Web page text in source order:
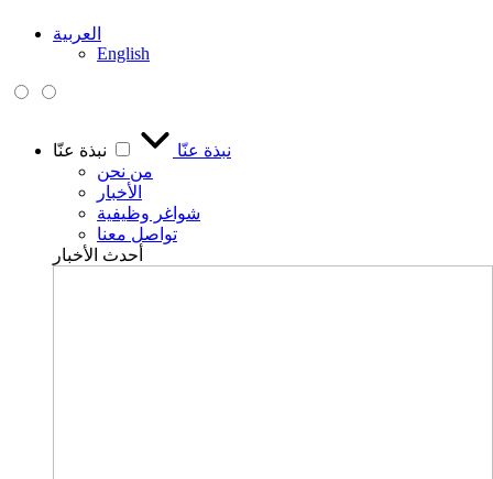
العربية
English
نبذة عنّا
نبذة عنّا
من نحن
الأخبار
شواغر وظيفية
تواصل معنا
أحدث الأخبار